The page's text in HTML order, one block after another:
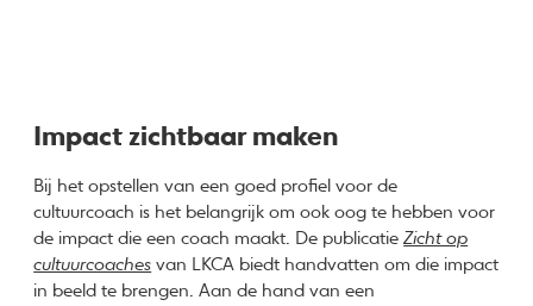
Impact zichtbaar maken
Bij het opstellen van een goed profiel voor de
cultuurcoach is het belangrijk om ook oog te hebben voor
de impact die een coach maakt. De publicatieZicht op
cultuurcoaches van LKCA biedt handvatten om die impact
in beeld te brengen. Aan de hand van een